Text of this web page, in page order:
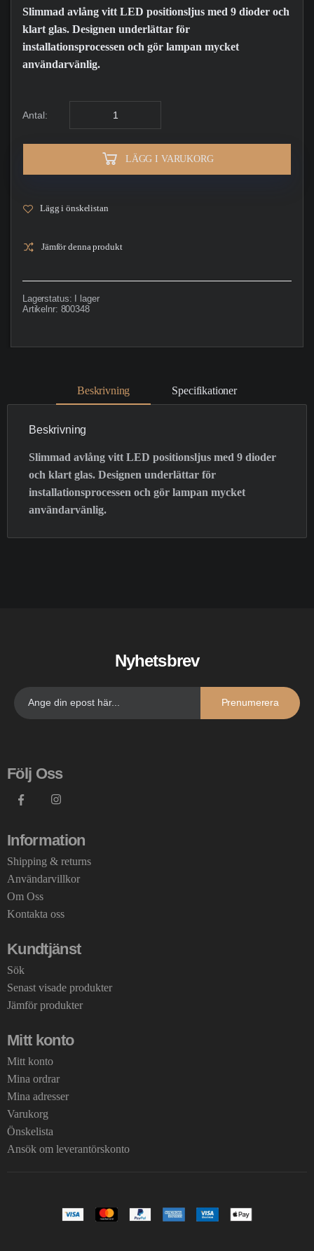
Slimmad avlång vitt LED positionsljus med 9 dioder och
klart glas. Designen underlättar för
installationsprocessen och gör lampan mycket
användarvänlig.
Antal:
LÄGG I VARUKORG
Lägg i önskelistan
Jämför denna produkt
Lagerstatus:
I lager
Artikelnr: 800348
Beskrivning Specifikationer
Beskrivning
Slimmad avlång vitt LED positionsljus med 9 dioder
och klart glas. Designen underlättar för
installationsprocessen och gör lampan mycket
användarvänlig.
Nyhetsbrev
Prenumerera
Följ Oss
Information
Shipping & returns
Användarvillkor
Om Oss
Kontakta oss
Kundtjänst
Sök
Senast visade produkter
Jämför produkter
Mitt konto
Mitt konto
Mina ordrar
Mina adresser
Varukorg
Önskelista
Ansök om leverantörskonto